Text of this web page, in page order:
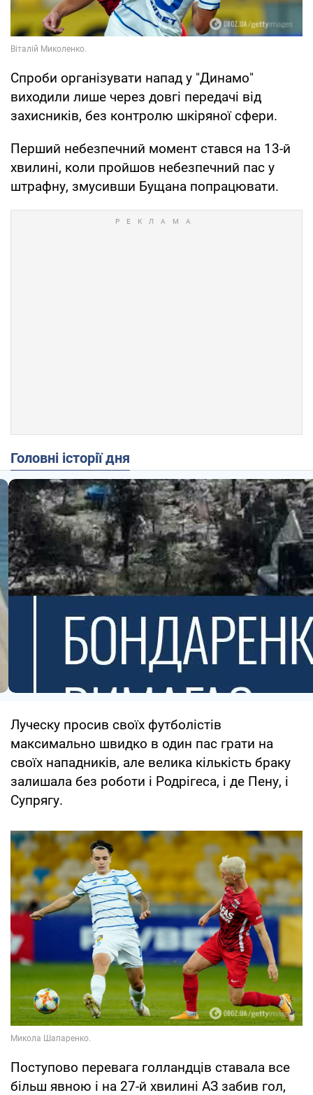
Спроби організувати напад у "Динамо"
виходили лише через довгі передачі від
захисників, без контролю шкіряної сфери.
Перший небезпечний момент стався на 13-й
хвилині, коли пройшов небезпечний пас у
штрафну, змусивши Бущана попрацювати.
Головні історії дня
Луческу просив своїх футболістів
максимально швидко в один пас грати на
своїх нападників, але велика кількість браку
залишала без роботи і Родрігеса, і де Пену, і
Супрягу.
Поступово перевага голландців ставала все
більш явною і на 27-й хвилині АЗ забив гол,